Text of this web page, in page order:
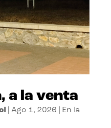
a la venta
| Ago 1, 2026
En la